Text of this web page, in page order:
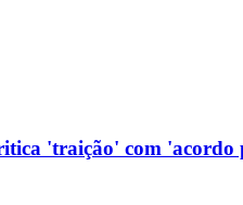
'traição' com 'acordo